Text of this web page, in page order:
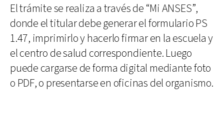
El trámite se realiza a través de “Mi ANSES”,
donde el titular debe generar el formulario PS
1.47, imprimirlo y hacerlo firmar en la escuela y
el centro de salud correspondiente. Luego
puede cargarse de forma digital mediante foto
o PDF, o presentarse en oficinas del organismo.